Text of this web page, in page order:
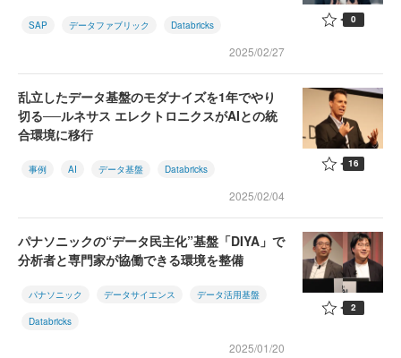
SAP データファブリック Databricks
2025/02/27
0
乱立したデータ基盤のモダナイズを1年でやり
切る──ルネサス エレクトロニクスがAIとの統
合環境に移行
事例 AI データ基盤 Databricks
2025/02/04
16
パナソニックの“データ民主化”基盤「DIYA」で
分析者と専門家が協働できる環境を整備
パナソニック データサイエンス データ活用基盤
Databricks
2025/01/20
2